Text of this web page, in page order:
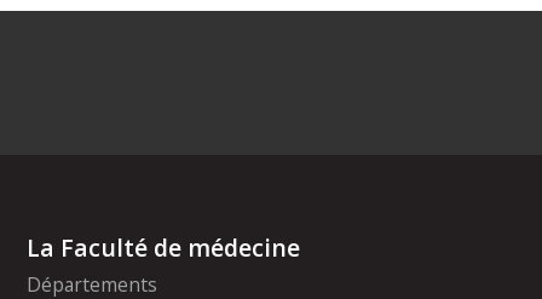
La Faculté de médecine
Départements